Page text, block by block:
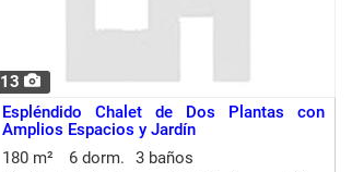
13
Espléndido Chalet de Dos Plantas con
Amplios Espacios y Jardín
180 m²
6 dorm. 3 baños